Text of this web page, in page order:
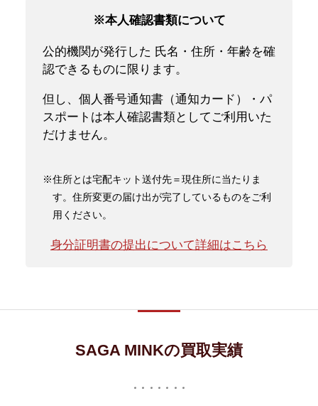
※本人確認書類について
公的機関が発行した 氏名・住所・年齢を確
認できるものに限ります。
但し、個人番号通知書（通知カード）・パ
スポートは本人確認書類としてご利用いた
だけません。
※住所とは宅配キット送付先＝現住所に当たりま
す。住所変更の届け出が完了しているものをご利
用ください。
身分証明書の提出について詳細はこちら
SAGA MINKの買取実績